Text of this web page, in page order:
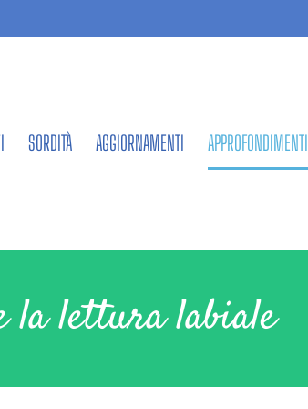
SORDITÀ AGGIORNAMENTI APPROFONDIMENTI
la lettura labiale